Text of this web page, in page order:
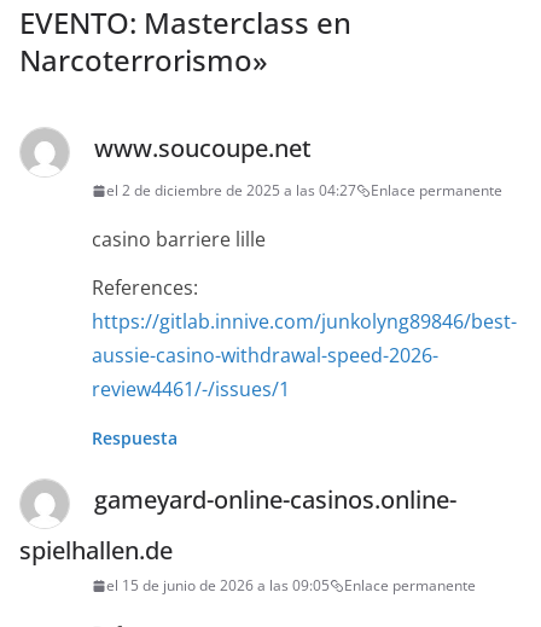
EVENTO: Masterclass en
Narcoterrorismo»
www.soucoupe.net
el 2 de diciembre de 2025 a las 04:27 Enlace permanente
casino barriere lille
References:
https://gitlab.innive.com/junkolyng89846/best-
aussie-casino-withdrawal-speed-2026-
review4461/-/issues/1
Respuesta
gameyard-online-casinos.online-
spielhallen.de
el 15 de junio de 2026 a las 09:05 Enlace permanente